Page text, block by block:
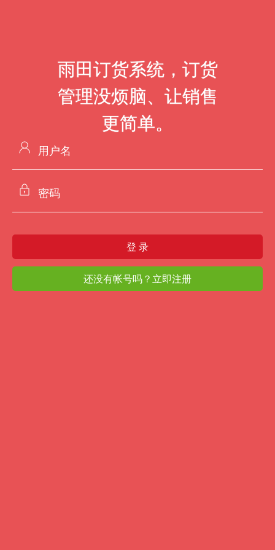
雨田订货系统，订货
管理没烦脑、让销售
更简单。